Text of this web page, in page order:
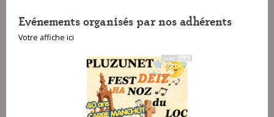
Evénements organisés par nos adhérents
Votre affiche ici